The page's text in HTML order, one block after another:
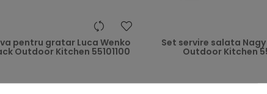
heart
pentru gratar Luca Wenko
Outdoor Kitchen 55101100
Set servire salata
Outdoor Kitchen